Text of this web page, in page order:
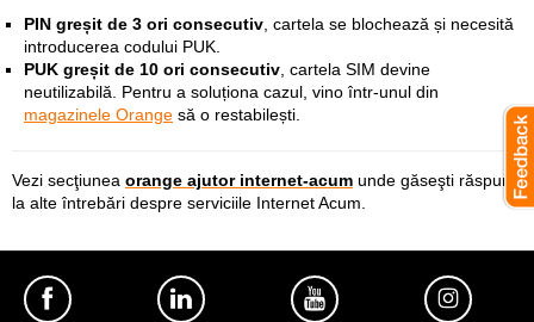
PIN greșit de 3 ori consecutiv , cartela se blochează și necesită
introducerea codului PUK.
PUK greșit de 10 ori consecutiv , cartela SIM devine
neutilizabilă. Pentru a soluționa cazul, vino într-unul din
magazinele Orange să o restabilești.
Vezi secţiunea orange ajutor internet-acum unde găseşti răspuns
la alte întrebări despre serviciile Internet Acum.